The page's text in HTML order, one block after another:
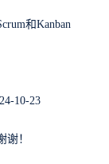
和Kanban
10-23
谢！